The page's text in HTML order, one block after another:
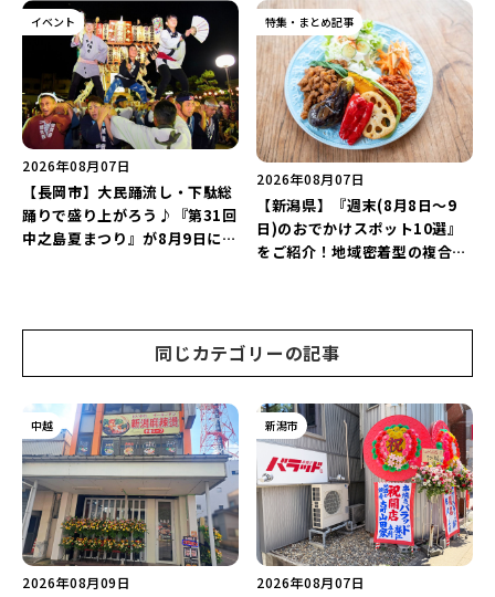
キャンペーンを実施中♪
ねライブショー」も楽しもう♪
イベント
2026年08月07日
【長岡市】大民踊流し・下駄総
踊りで盛り上がろう♪『第31回
中之島夏まつり』が8月9日に開
特集・まとめ記事
2026年08月07日
【新潟県】『週末(8月8日～9
日)のおでかけスポット10選』
をご紹介！地域密着型の複合施
同じカテゴリーの記事
中越
2026年08月09日
新潟市
2026年08月07日